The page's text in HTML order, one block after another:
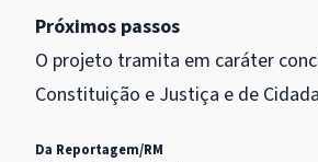
Próximos passos
O projeto tramita em caráter
Constituição e Justiça e de
Da Reportagem/RM